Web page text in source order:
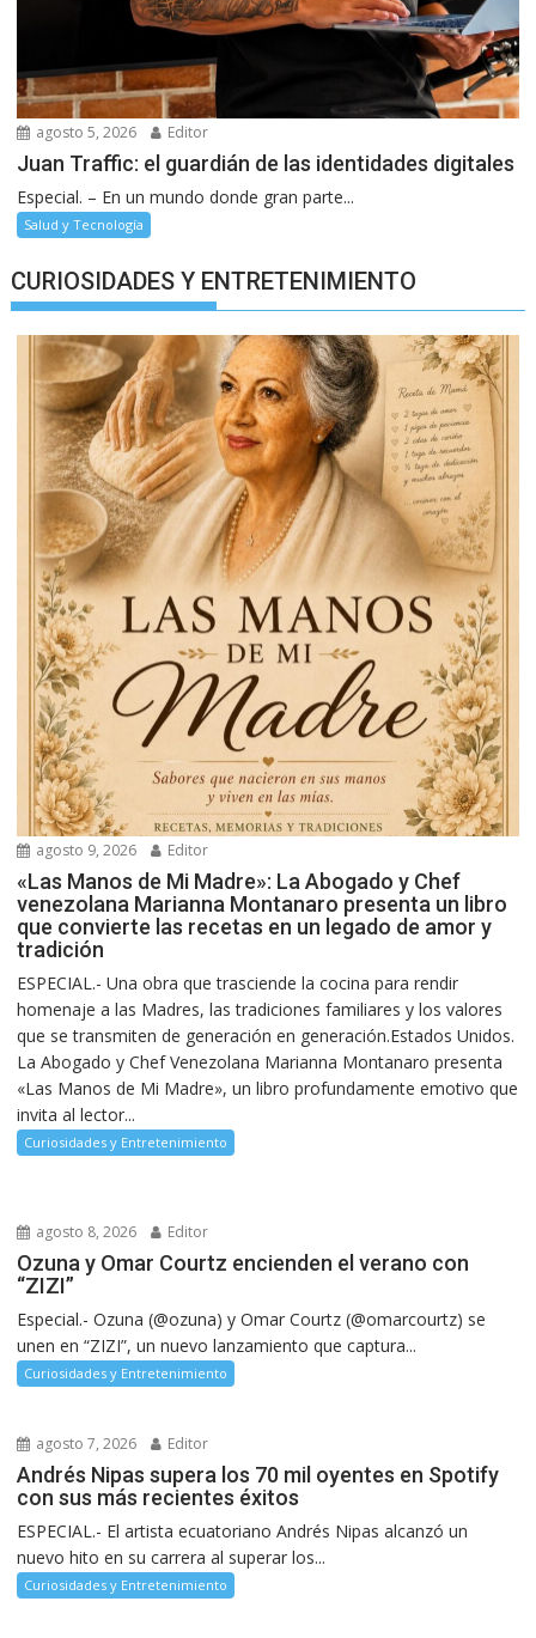
agosto 5, 2026 Editor
Juan Traffic: el guardián de las identidades digitales
Especial. – En un mundo donde gran parte...
Salud y Tecnología
CURIOSIDADES Y ENTRETENIMIENTO
agosto 9, 2026 Editor
«Las Manos de Mi Madre»: La Abogado y Chef
venezolana Marianna Montanaro presenta un libro
que convierte las recetas en un legado de amor y
tradición
ESPECIAL.- Una obra que trasciende la cocina para rendir
homenaje a las Madres, las tradiciones familiares y los valores
que se transmiten de generación en generación.Estados Unidos.
La Abogado y Chef Venezolana Marianna Montanaro presenta
«Las Manos de Mi Madre», un libro profundamente emotivo que
invita al lector...
Curiosidades y Entretenimiento
agosto 8, 2026 Editor
Ozuna y Omar Courtz encienden el verano con
“ZIZI”
Especial.- Ozuna (@ozuna) y Omar Courtz (@omarcourtz) se
unen en “ZIZI”, un nuevo lanzamiento que captura...
Curiosidades y Entretenimiento
agosto 7, 2026 Editor
Andrés Nipas supera los 70 mil oyentes en Spotify
con sus más recientes éxitos
ESPECIAL.- El artista ecuatoriano Andrés Nipas alcanzó un
nuevo hito en su carrera al superar los...
Curiosidades y Entretenimiento